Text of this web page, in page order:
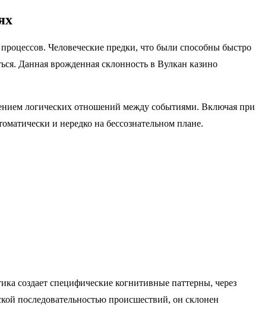
Человеческие предки, что были способны быстро
Данная врожденная склонность в Вулкан казино
логических отношений между событиями. Включая при
и нередко на бессознательном плане.
создает специфические когнитивные паттерны, через
последовательностью происшествий, он склонен